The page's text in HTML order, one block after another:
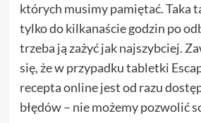
których musimy pamiętać. Taka
tylko do kilkanaście godzin po
trzeba ją zażyć jak najszybciej.
się, że w przypadku tabletki
recepta online jest od razu
błędów – nie możemy pozwolić